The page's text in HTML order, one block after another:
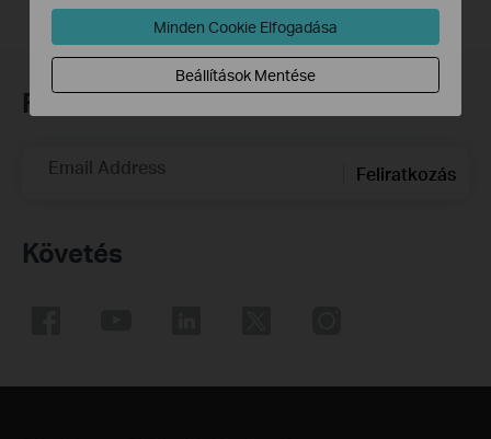
Feliratkozás a hírlevélre
Email Address Feliratkozás
Követés
Minden Cookie Elfogadása
Beállítások Mentése